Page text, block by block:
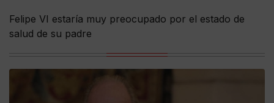
Felipe VI estaría muy preocupado por el estado de
salud de su padre